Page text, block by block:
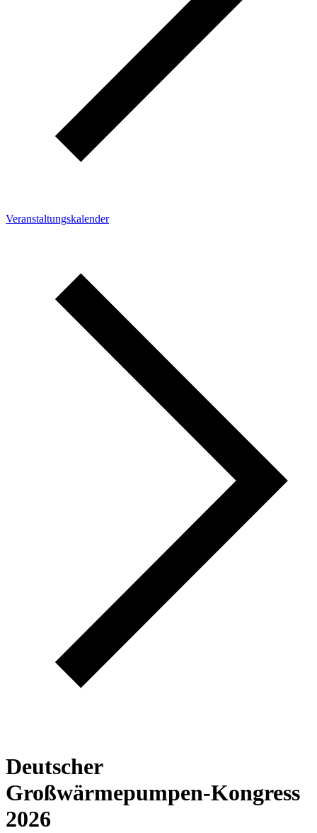
Veranstaltungskalender
Deutscher
Großwärmepumpen-Kongress
2026